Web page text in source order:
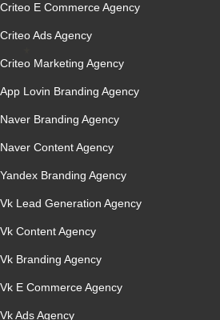
Criteo E Commerce Agency
Criteo Ads Agency
Criteo Marketing Agency
App Lovin Branding Agency
Naver Branding Agency
Naver Content Agency
Yandex Branding Agency
Vk Lead Generation Agency
Vk Content Agency
Vk Branding Agency
Vk E Commerce Agency
Vk Ads Agency